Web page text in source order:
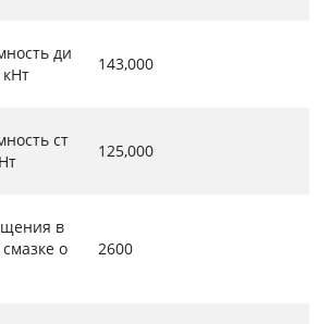
ди
143,000
ст
125,000
в
о
2600